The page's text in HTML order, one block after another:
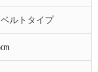
ルトタイプ